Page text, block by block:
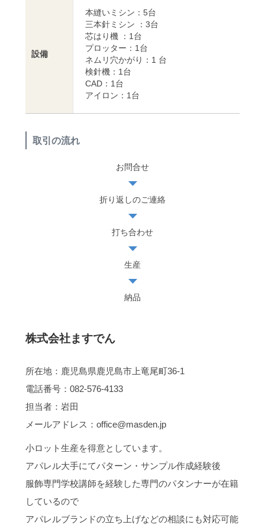
設備
本縫いミシン：5台
三本針ミシン ：3台
芯はり機 ：1台
プロッター：1台
ネムリ穴かがり：1 台
検針機：1台
CAD：1台
アイロン：1台
取引の流れ
お問合せ
折り返しのご連絡
打ち合わせ
生産
納品
株式会社ますでん
所在地：鹿児島県鹿児島市上竜尾町36-1
電話番号：082-576-4133
担当者：岩田
メールアドレス：office@masden.jp
小ロット生産を得意としています。
アパレル大手にてパターン・サンプル作成経験後
服飾専門学校講師を経験した専門のパタンナーが在籍
しているので
アパレルブランドの立ち上げなどの相談にも対応可能